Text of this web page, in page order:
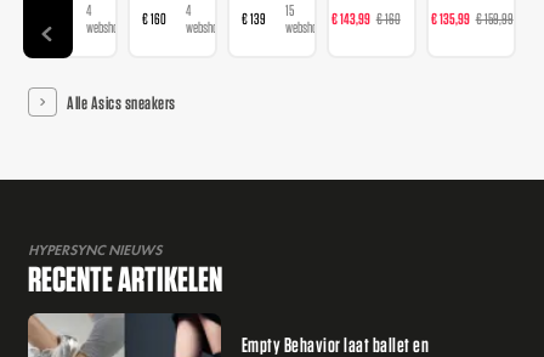
4
webshops
€ 160
4
webshops
€ 139
15
webshops
€ 143,99 € 160
webshops
€ 135,99 € 159,99
Alle Asics sneakers
HYPERSYNC NIEUWS
RECENTE ARTIKELEN
Empty Behavior laat ballet en